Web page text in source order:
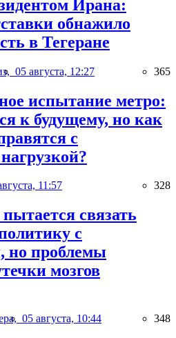
Ирана:
обнажило
в Тегеране
05 августа, 12:27 365
испытание метро:
к будущему, но как
с
11:57 328
связать
с
но проблемы
мозгов
05 августа, 10:44 348